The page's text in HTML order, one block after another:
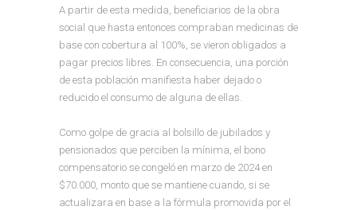
A partir de esta medida, beneficiarios de la obra
social que hasta entonces compraban medicinas de
base con cobertura al 100%, se vieron obligados a
pagar precios libres. En consecuencia, una porción
de esta población manifiesta haber dejado o
reducido el consumo de alguna de ellas.
Como golpe de gracia al bolsillo de jubilados y
pensionados que perciben la mínima, el bono
compensatorio se congeló en marzo de 2024 en
$70.000, monto que se mantiene cuando, si se
actualizara en base a la fórmula promovida por el